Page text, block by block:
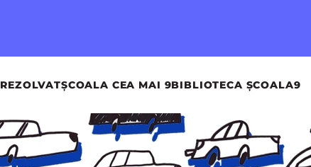
REZOLVATȘCOALA CEA MAI 9BIBLIOTECA ȘCOALA9